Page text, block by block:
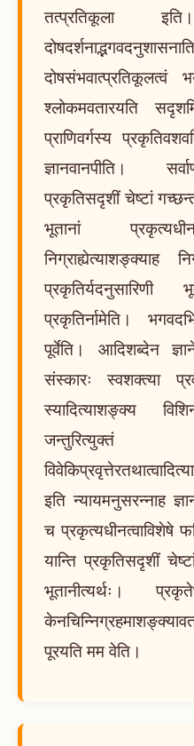
तत्प्रतिकूला
दोषसंभवात्प्रतिकूलत्वं
श्लोकमवतारयति
प्राणिवर्गस्य
ज्ञानवानपीति।
प्रकृतिसदृशीं चेष्टां
भूतानां
प्रकृतिर्नामेति।
पूर्वेति। आदिशब्देन
संस्कारः स्वशक्त्या
स्यादित्याशङ्क्य
जन्तुरित्युक्तं
इति न्यायमनुसरन्नाह
च प्रकृत्यधीनत्वाविशेषे
यान्ति प्रकृतिसदृशीं
भूतानीत्यर्थः।
पूरयति मम वेति।